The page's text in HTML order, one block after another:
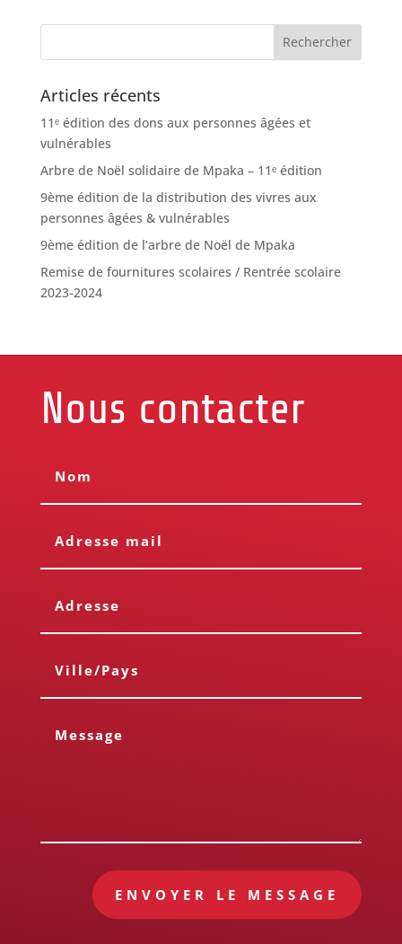
Articles récents
11ᵉ édition des dons aux personnes âgées et
vulnérables
Arbre de Noël solidaire de Mpaka – 11ᵉ édition
9ème édition de la distribution des vivres aux
personnes âgées & vulnérables
9ème édition de l’arbre de Noël de Mpaka
Remise de fournitures scolaires / Rentrée scolaire
2023-2024
Nous contacter
ENVOYER LE MESSAGE